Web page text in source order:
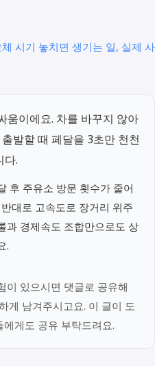
시기 놓치면 생기는 일, 실제 사
움이에요. 차를 바꾸지 않아
발할 때 페달을 3초만 천천
다.
후 주유소 방문 횟수가 줄어
대로 고속도로 장거리 위주
과 경제속도 조합만으로도 상
.
이 있으시면 댓글로 공유해
게 남겨주시고요. 이 글이 도
게도 공유 부탁드려요.